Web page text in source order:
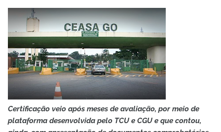
Certificação veio após meses de avaliação, por meio de
plataforma desenvolvida pelo TCU e CGU e que contou,